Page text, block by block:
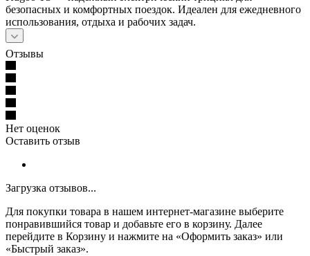
безопасных и комфортных поездок. Идеален для ежедневного
использования, отдыха и рабочих задач.
Отзывы
Нет оценок
Оставить отзыв
Загрузка отзывов...
Для покупки товара в нашем интернет-магазине выберите
понравившийся товар и добавьте его в корзину. Далее
перейдите в Корзину и нажмите на «Оформить заказ» или
«Быстрый заказ».